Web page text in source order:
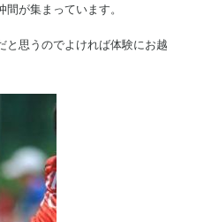
が集まっています。
と思うのでよければ体験にお越